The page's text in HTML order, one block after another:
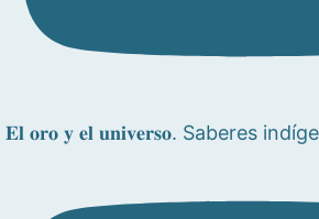
𝐄𝐥 𝐨𝐫𝐨 𝐲 𝐞𝐥 𝐮𝐧𝐢𝐯𝐞𝐫𝐬𝐨. Saberes